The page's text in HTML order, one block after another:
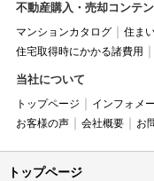
不動産購入・売却コンテ
マンションカタログ 住ま
住宅取得時にかかる諸費用
当社について
トップページ インフォメ
お客様の声
会社概要 お
トップページ